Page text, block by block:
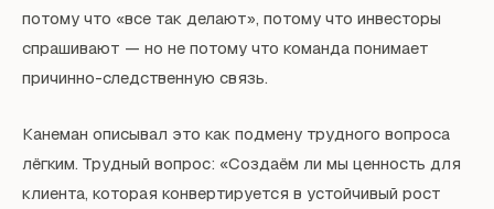
потому что «все так делают», потому что инвесторы
спрашивают — но не потому что команда понимает
причинно-следственную связь.
Канеман описывал это как подмену трудного вопроса
лёгким. Трудный вопрос: «Создаём ли мы ценность для
клиента, которая конвертируется в устойчивый рост